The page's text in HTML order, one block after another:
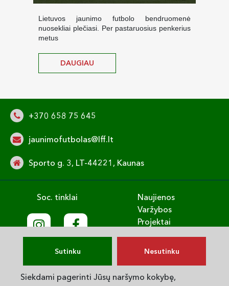
Lietuvos jaunimo futbolo bendruomenė
nuosekliai plečiasi. Per pastaruosius penkerius
metus
DAUGIAU
+370 658 75 645
jaunimofutbolas@lff.lt
Sporto g. 3, LT-44221, Kaunas
Soc. tinklai
Naujienos
Varžybos
Projektai
Nesutinku
Sutinku
Siekdami pagerinti Jūsų naršymo kokybę,